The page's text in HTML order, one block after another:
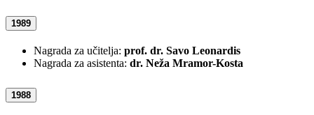
1989
Nagrada za učitelja: prof. dr. Savo Leonardis
Nagrada za asistenta: dr. Neža Mramor-Kosta
1988